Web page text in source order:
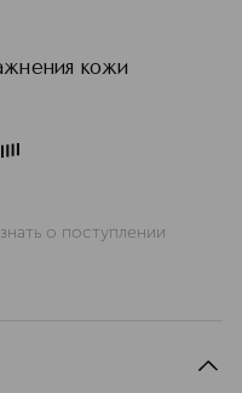
кожи
о поступлении